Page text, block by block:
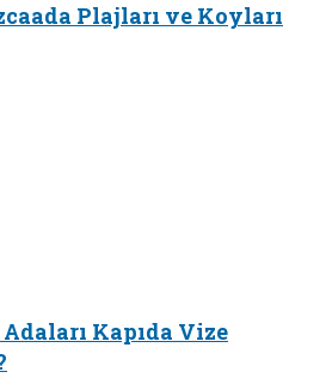
Plajları ve Koyları
Kapıda Vize